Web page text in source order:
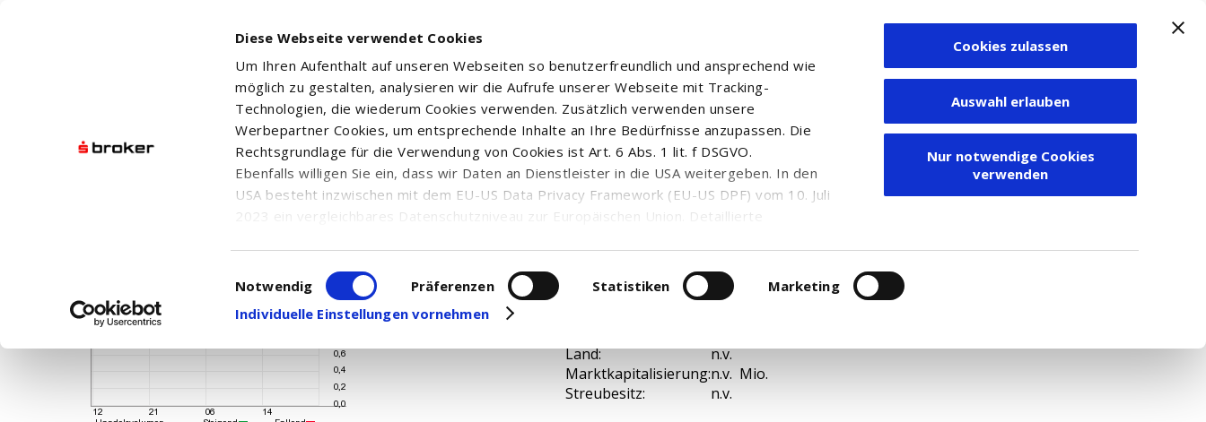
Diese Webseite verwendet Cookies
Um Ihren Aufenthalt auf unseren Webseiten so benutzerfreundlich und ansprechend wie
möglich zu gestalten, analysieren wir die Aufrufe unserer Webseite mit Tracking-
Technologien, die wiederum Cookies verwenden. Zusätzlich verwenden unsere
Werbepartner Cookies, um entsprechende Inhalte an Ihre Bedürfnisse anzupassen. Die
Rechtsgrundlage für die Verwendung von Cookies ist Art. 6 Abs. 1 lit. f DSGVO.
Ebenfalls willigen Sie ein, dass wir Daten an Dienstleister in die USA weitergeben. In den
USA besteht inzwischen mit dem EU-US Data Privacy Framework (EU-US DPF) vom 10. Juli
2023 ein vergleichbares Datenschutzniveau zur Europäischen Union. Detaillierte
in den USA, finden Sie auf unserer Seite zumDatenschutz. Dort können Sie Ihre
Einwilligung auch jederzeit widerrufen oder anpassen.
Einwilligungsauswahl
Notwendig Präferenzen Statistiken
Marketing
Individuelle Einstellungen vornehmen
Cookies zulassen
Auswahl erlauben
Nur notwendige Cookies
verwenden
Zum Depot
DEKA-FLEXZINS - TF EUR DIS
ISIN:
LU0268059614
Land:
n.v.
Marktkapitalisierung:n.v. Mio.
Streubesitz:
n.v.